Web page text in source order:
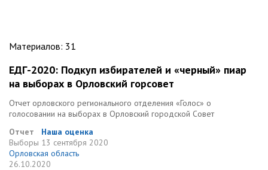
Материалов: 31
ЕДГ-2020: Подкуп избирателей и «черный» пиар
на выборах в Орловский горсовет
Отчет орловского регионального отделения «Голос» о
голосовании на выборах в Орловский городской Совет
Отчет
Наша оценка
Выборы 13 сентября 2020
Орловская область
26.10.2020